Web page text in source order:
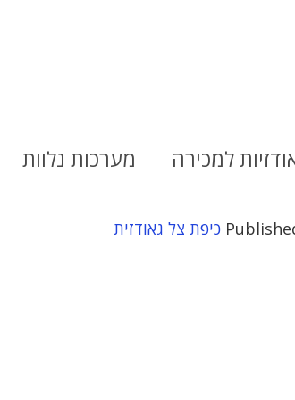
למכירה מערכות נלוות
כיפת צל גאודזית